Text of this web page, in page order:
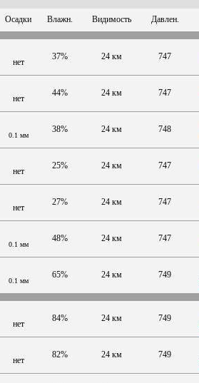
Осадки Влажн. Видимость Давлен.
нет
37% 24 км 747
нет
44% 24 км 747
0.1 мм
38% 24 км 748
нет
25% 24 км 747
нет
27% 24 км 747
0.1 мм
48% 24 км 747
0.1 мм
65% 24 км 749
нет
84% 24 км 749
нет
82% 24 км 749